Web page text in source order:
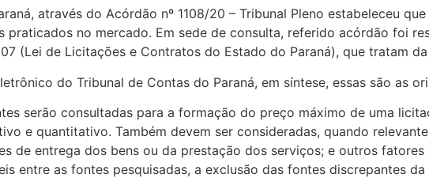
através do Acórdão nº 1108/20 – Tribunal Pleno estabeleceu
no mercado. Em sede de consulta, referido acórdão foi
(Lei de Licitações e Contratos do Estado do Paraná), que tratam
do Tribunal de Contas do Paraná, em síntese, essas são as
serão consultadas para a formação do preço máximo de uma
e quantitativo. Também devem ser consideradas, quando
de entrega dos bens ou da prestação dos serviços; e outros
entre as fontes pesquisadas, a exclusão das fontes discrepantes